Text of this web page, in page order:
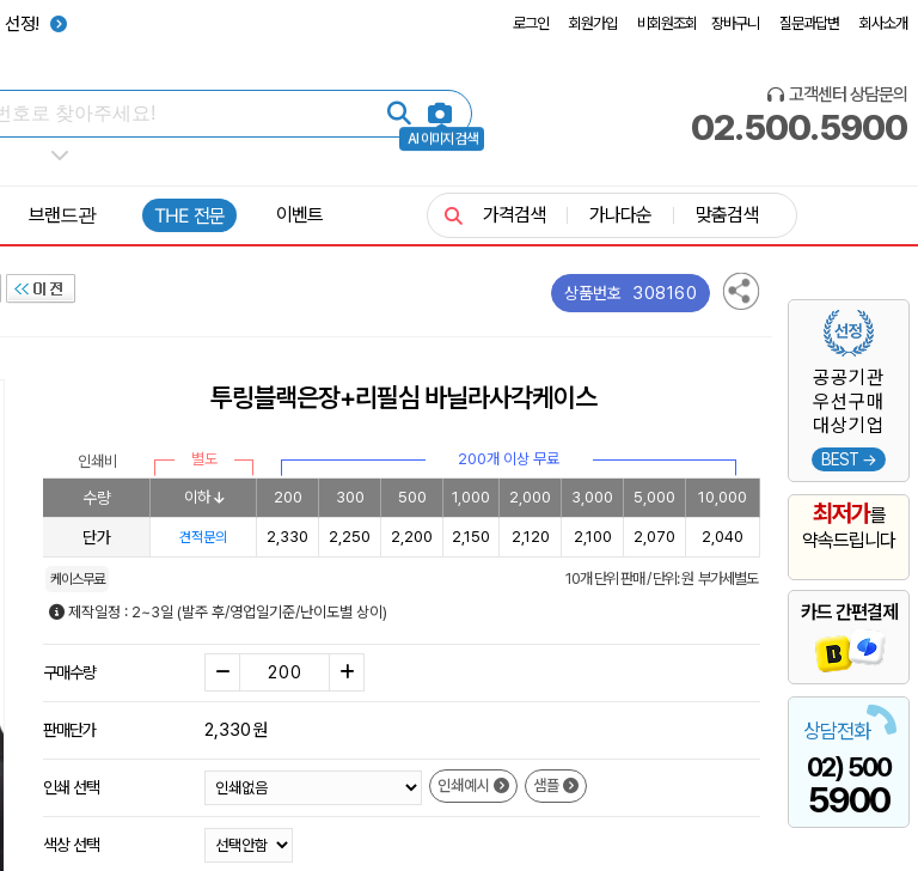
선정! 로그인 회원가입 비회원조회 장바구니 질문과답변 회사소개
AI 이미지 검색
고객센터 상담문의
02.500.5900
공공기관
우선구매
대상기업
BEST →
최저가를
약속드립니다
카드 간편결제
상담전화
02) 500
5900
브랜드관 THE 전문 이벤트 가격검색 가나다순 맞춤검색
상품번호 308160
투링블랙은장+리필심 바닐라사각케이스
인쇄비 별도 200개 이상 무료
수량 이하 200 300 500 1,000 2,000 3,000 5,000 10,000
단가 견적문의 2,330 2,250 2,200 2,150 2,120 2,100 2,070 2,040
케이스무료
10개 단위 판매 / 단위: 원 부가세별도
제작일정 : 2~3일 (발주 후/영업일기준/난이도별 상이)
구매수량
판매단가 2,330원
인쇄 선택 인쇄예시 샘플
색상 선택